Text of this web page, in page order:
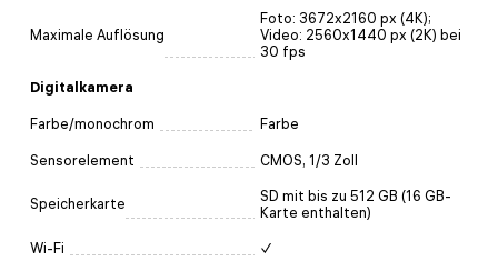
Maximale Auflösung
Foto: 3672х2160 px (4K);
Video: 2560x1440 px (2K) bei
30 fps
Digitalkamera
Farbe/monochrom Farbe
Sensorelement CMOS, 1/3 Zoll
Speicherkarte
SD mit bis zu 512 GB (16 GB-
Karte enthalten)
Wi-Fi ✓